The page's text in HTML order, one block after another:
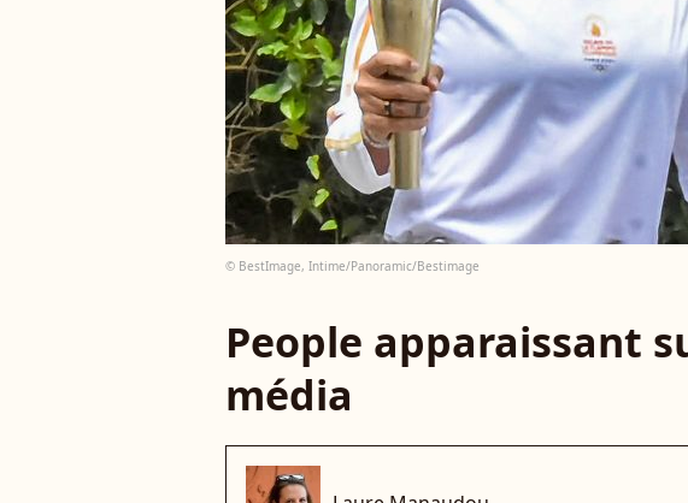
© BestImage, Intime/Panoramic/Bestimage
People apparaissant
média